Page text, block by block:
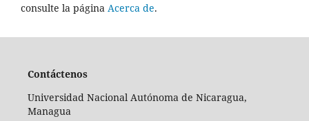
consulte la página Acerca de.
Contáctenos
Universidad Nacional Autónoma de Nicaragua,
Managua